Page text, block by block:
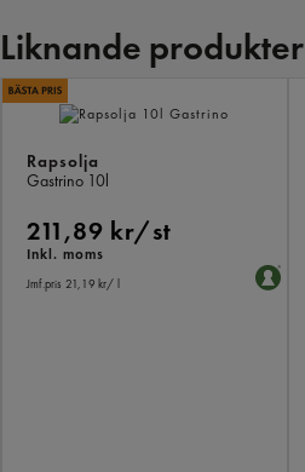
Liknande produkter
Rapsolja
Gastrino 10l
211,89 kr/st
Inkl. moms
Jmf.pris 21,19 kr/ l